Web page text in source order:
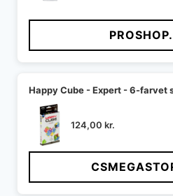
Happy Cube - Expert - 6-farvet
124,00 kr.